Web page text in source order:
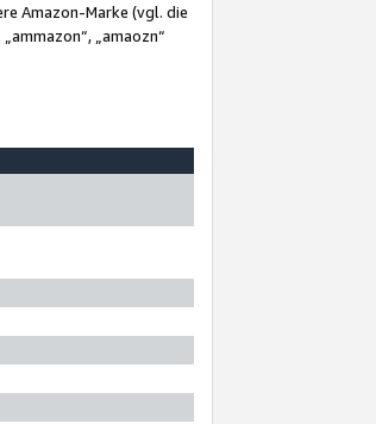
Amazon-Marke (vgl. die
„amaozn“